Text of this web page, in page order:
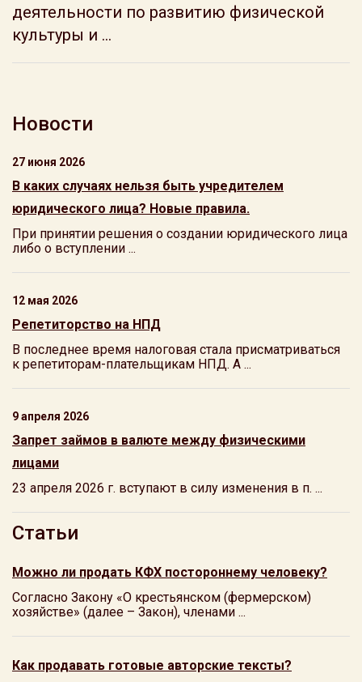
деятельности по развитию физической
культуры и ...
Новости
27 июня 2026
В каких случаях нельзя быть учредителем
юридического лица? Новые правила.
При принятии решения о создании юридического лица
либо о вступлении ...
12 мая 2026
Репетиторство на НПД
В последнее время налоговая стала присматриваться
к репетиторам-плательщикам НПД. А ...
9 апреля 2026
Запрет займов в валюте между физическими
лицами
23 апреля 2026 г. вступают в силу изменения в п. ...
Статьи
Можно ли продать КФХ постороннему человеку?
Согласно Закону «О крестьянском (фермерском)
хозяйстве» (далее – Закон), членами ...
Как продавать готовые авторские тексты?